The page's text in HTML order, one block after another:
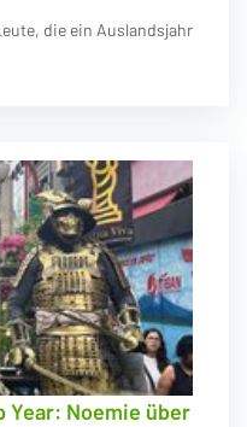
die ein Auslandsjahr
Year: Noemie über